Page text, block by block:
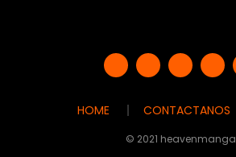
HOME CONTACTANOS
© 2021 heavenmanga